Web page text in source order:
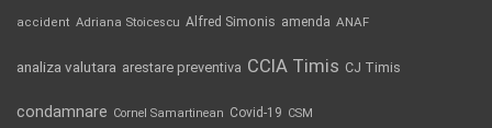
accident Adriana Stoicescu Alfred Simonis amenda ANAF
analiza valutara arestare preventiva CCIA Timis CJ Timis
condamnare Cornel Samartinean Covid-19 CSM